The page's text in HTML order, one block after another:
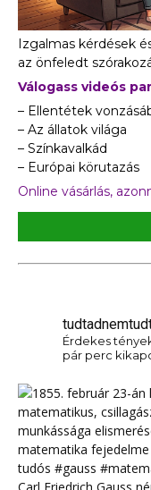
Izgalmas kérdések
az önfeledt
Válogass videós
– Ellentétek
– Az állatok világa
– Színkavalkád
– Európai körutazás
Online vásárlás,
Érdekes
pár perc